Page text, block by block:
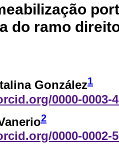
do ramo
González1
0000-0003-
2
0000-0002-